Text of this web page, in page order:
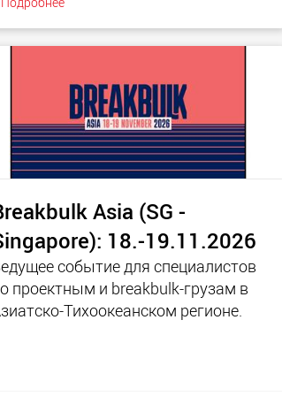
Asia (SG -
18.-19.11.2026
событие для специалистов
проектным и breakbulk‑грузам в
регионе.